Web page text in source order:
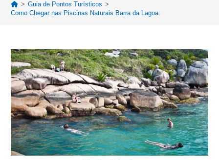
> Guia de Pontos Turísticos >
Como Chegar nas Piscinas Naturais Barra da Lagoa: